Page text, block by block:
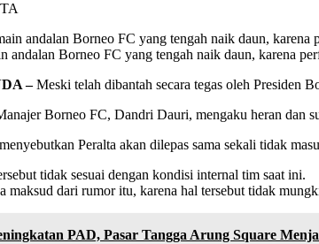
andalan Borneo FC yang tengah naik daun, karena
–Meski telah dibantah secara tegas oleh Presiden
Borneo FC, Dandri Dauri, mengaku heran dan
Peralta akan dilepas sama sekali tidak
tidak sesuai dengan kondisi internal tim saat ini.
maksud dari rumor itu, karena hal tersebut tidak
PAD, Pasar Tangga Arung Square